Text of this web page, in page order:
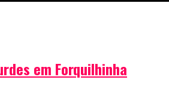
em Forquilhinha